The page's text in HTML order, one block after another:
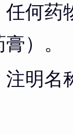
任何
）。
注明